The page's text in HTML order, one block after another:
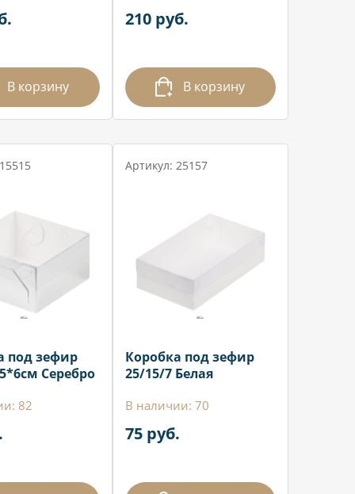
В корзину
210 руб.
В корзину
под зефир
Серебро
82
Артикул: 25157
Коробка под зефир
25/15/7 Белая
В наличии: 70
75 руб.